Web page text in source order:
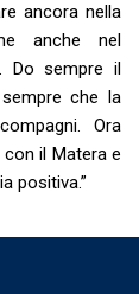
ancora nella
anche nel
Do sempre il
che la
Ora
il Matera e
positiva.”